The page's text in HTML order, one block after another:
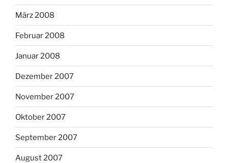
März 2008
Februar 2008
Januar 2008
Dezember 2007
November 2007
Oktober 2007
September 2007
August 2007